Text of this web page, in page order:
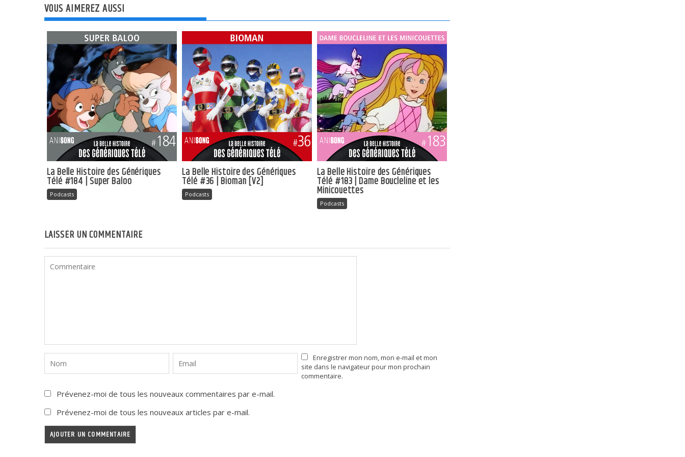
VOUS AIMEREZ AUSSI
La Belle Histoire des Génériques
Télé #184 | Super Baloo
Podcasts
La Belle Histoire des Génériques
Télé #36 | Bioman [V2]
Podcasts
La Belle Histoire des Génériques
Télé #183 | Dame Boucleline et les
Minicouettes
Podcasts
LAISSER UN COMMENTAIRE
Enregistrer mon nom, mon e-mail et mon
site dans le navigateur pour mon prochain
commentaire.
Prévenez-moi de tous les nouveaux commentaires par e-mail.
Prévenez-moi de tous les nouveaux articles par e-mail.